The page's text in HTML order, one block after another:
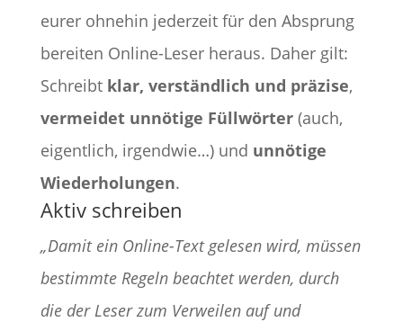
eurer ohnehin jederzeit für den Absprung
bereiten Online-Leser heraus. Daher gilt:
Schreibt klar, verständlich und präzise,
vermeidet unnötige Füllwörter(auch,
eigentlich, irgendwie…) und unnötige
Wiederholungen.
Aktiv schreiben
„Damit ein Online-Text gelesen wird, müssen
bestimmte Regeln beachtet werden, durch
die der Leser zum Verweilen auf und